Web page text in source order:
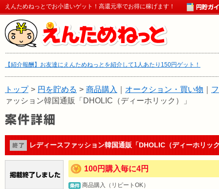
えんためねっとでお小遣いゲット！高還元率でお得に稼げます！
【紹介報酬】お友達にえんためねっとを紹介して1人あたり150円ゲット！
トップ > 円を貯める > 商品購入 オークション・買い物
ァッション韓国通販「DHOLIC（ディーホリック）」
レディースファッション韓国通販「DHOLIC（ディーホリッ
100円購入毎に4円
商品購入（リピートOK）